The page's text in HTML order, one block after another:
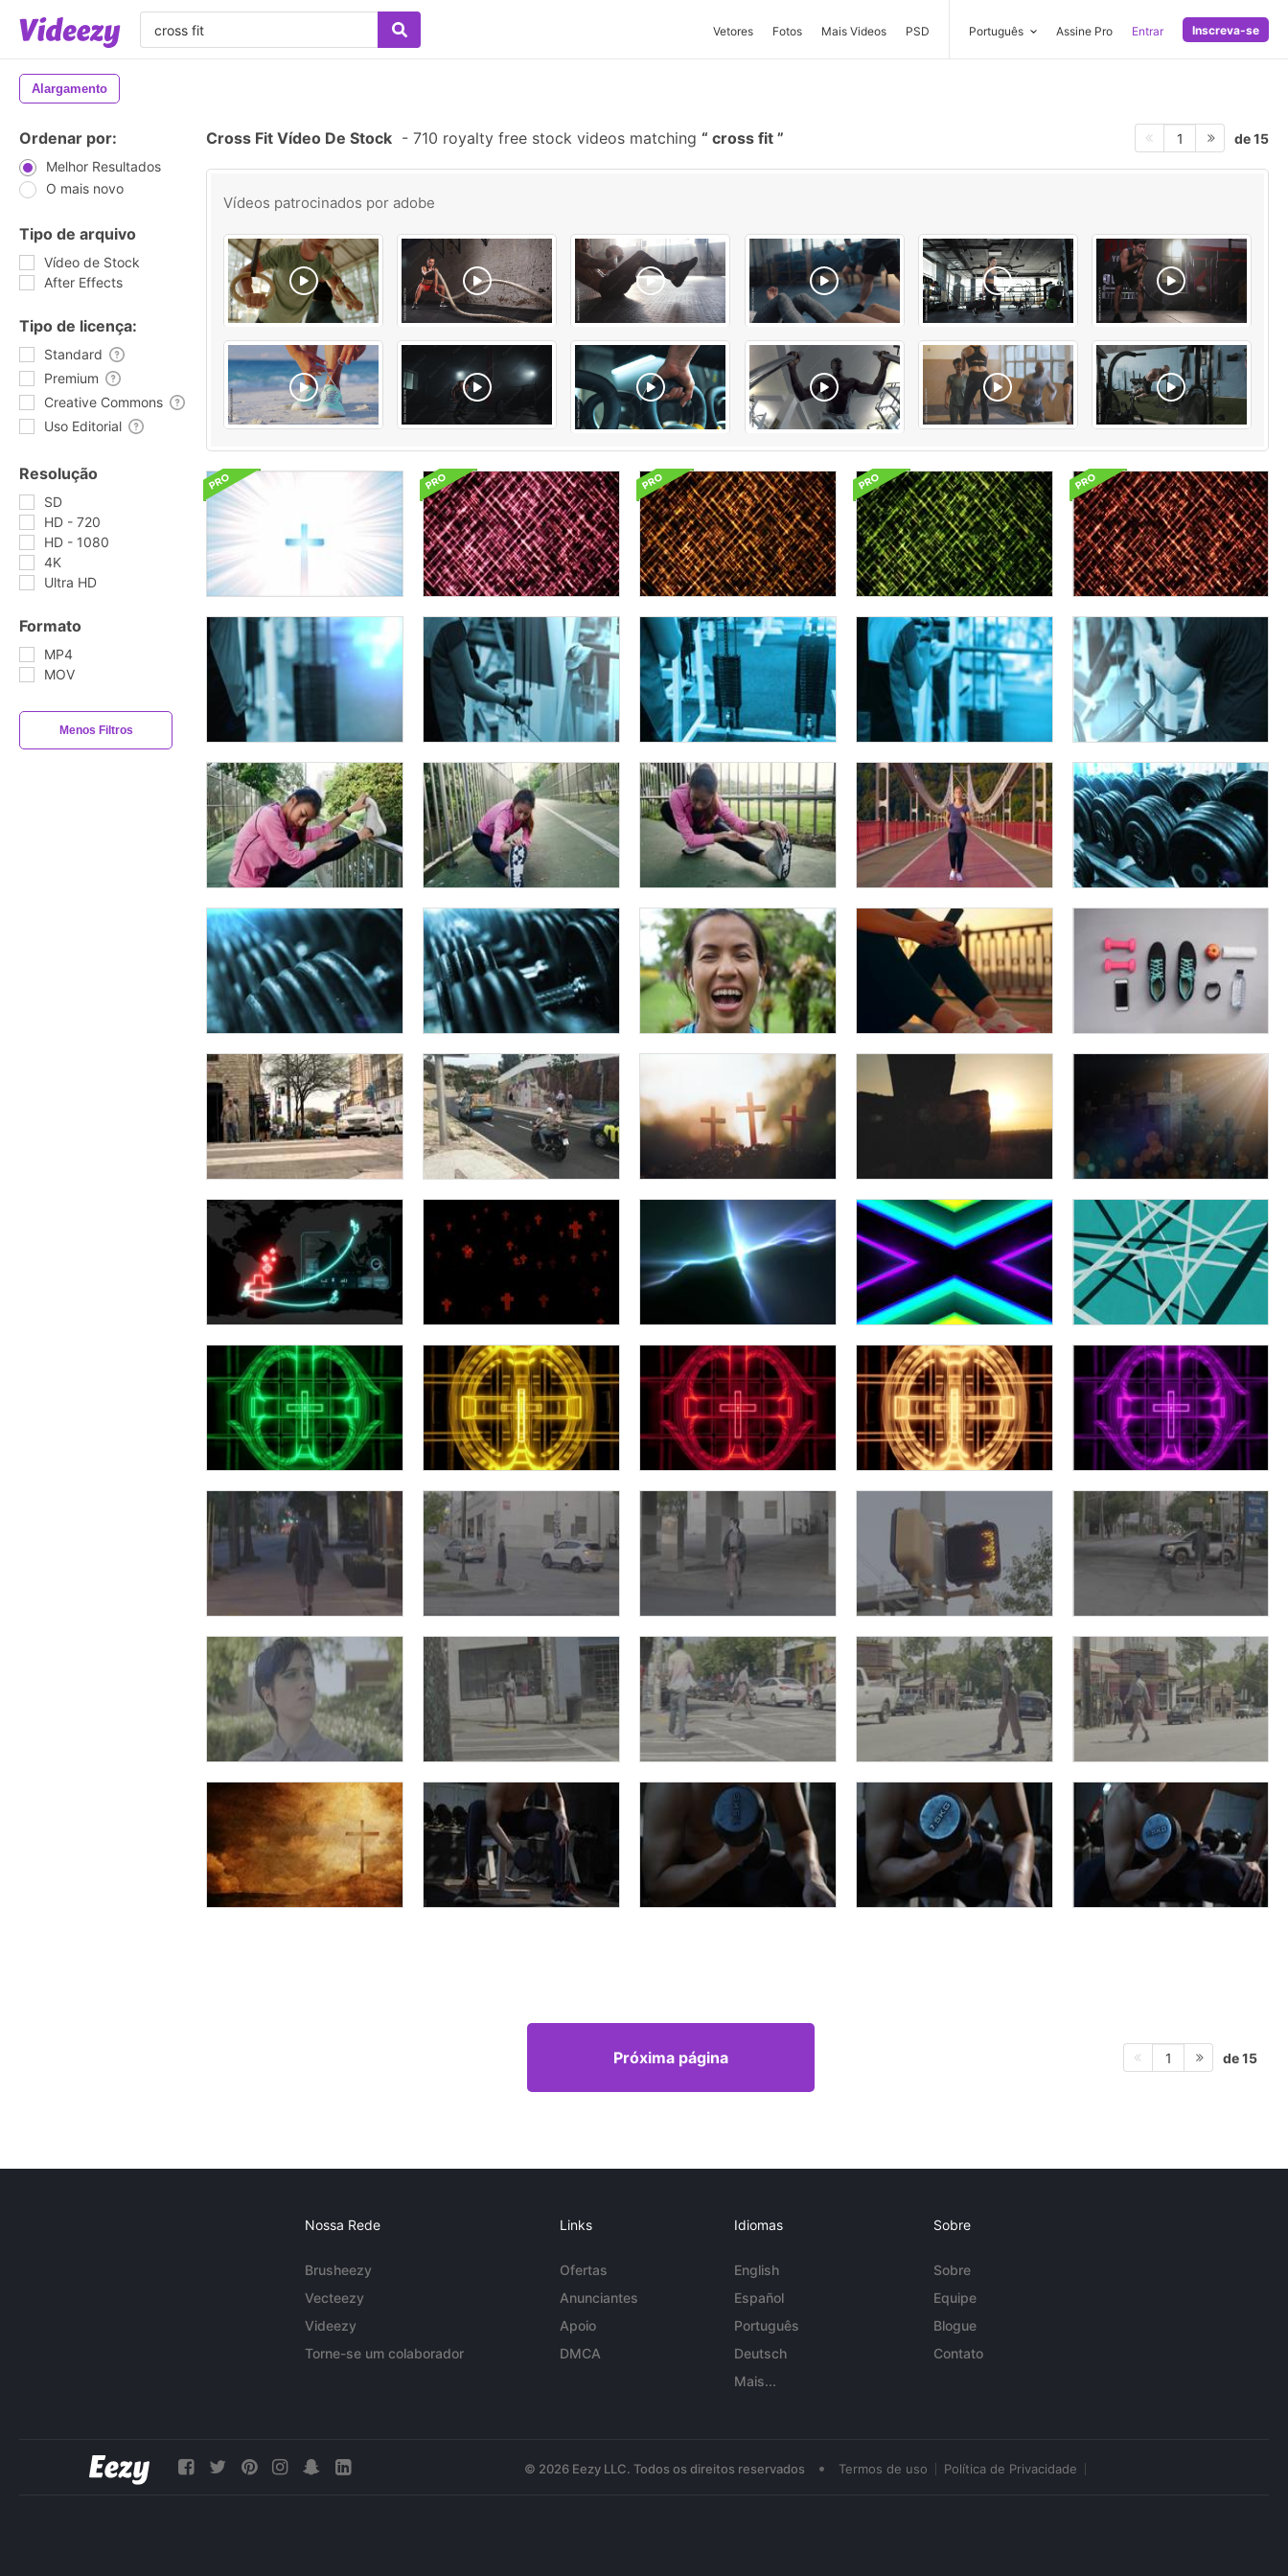
Vetores Fotos Mais Videos PSD Português Assine Pro Entrar Inscreva-se
Alargamento
Ordenar por:
Melhor Resultados
O mais novo
Tipo de arquivo
Vídeo de Stock
After Effects
Tipo de licença:
Standard
Premium
Creative Commons
Uso Editorial
Resolução
SD
HD - 720
HD - 1080
4K
Ultra HD
Formato
MP4
MOV
Menos Filtros
Cross Fit Vídeo De Stock - 710 royalty free stock videos matching cross fit 1 de 15
Vídeos patrocinados por adobe
Próxima página 1 de 15
Nossa Rede
Brusheezy
Vecteezy
Videezy
Torne-se um colaborador
Links
Ofertas
Anunciantes
Apoio
DMCA
Idiomas
English
Español
Português
Deutsch
Mais...
Sobre
Sobre
Equipe
Blogue
Contato
© 2026 Eezy LLC. Todos os direitos reservados • Termos de uso Política de Privacidade